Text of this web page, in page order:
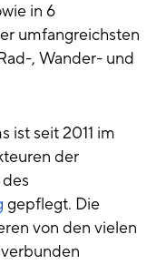
in 6
umfangreichsten
, Wander- und
ist seit 2011 im
der
gepflegt. Die
von den vielen